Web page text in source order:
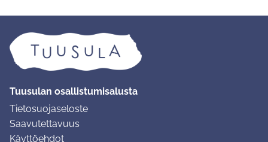
Tuusulan osallistumisalusta
Tietosuojaseloste
Saavutettavuus
Käyttöehdot